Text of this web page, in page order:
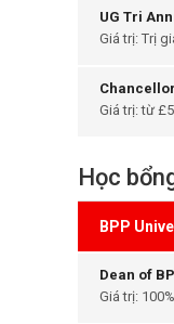
UG Tri
Giá trị: Trị
Giá trị: từ
Học
BPP
Dean of
Giá trị: 100%